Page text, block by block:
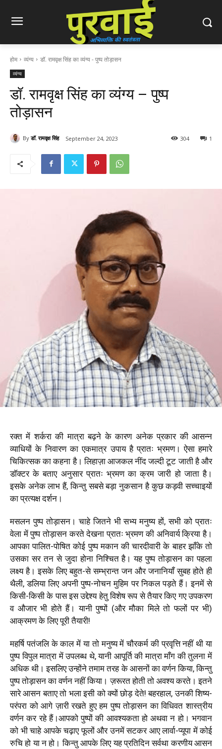
होम व्यंग्य डॉ. रामवृक्ष सिंह का व्यंग्य - पुष्प तोड़ासन
व्यंग्य
डॉ. रामवृक्ष सिंह का व्यंग्य – पुष्प
तोड़ासन
By डॉ. रामवृक्ष सिंह September 24, 2023 1
304
रक्त में शर्करा की मात्रा बढ़ने के कारण अनेक प्रकार की आसन्न
व्याधियों के निवारण का एकमात्र उपाय है प्रातः भ्रमण। ऐसा हमारे
चिकित्सक का कहना है। लिहाज़ा आजकल नींद जल्दी टूट जाती है और
डॉक्टर के बताए अनुसार प्रातः भ्रमण का क्रम जारी हो जाता है।
इसके अनेक लाभ हैं, किन्तु सबसे बड़ा नुकसान है कुछ कड़वी सच्चाइयों
का प्रत्यक्ष दर्शन।
मसलन पुष्प तोड़ासन। चाहे जितने भी सभ्य मनुष्य हों, सभी को प्रातः
वेला में पुष्प तोड़ासन करते देखना प्रातः भ्रमण की अनिवार्य क्रिया है।
आपका पालित-पोषित कोई पुष्प मकान की चारदीवारी के बाहर झाँके तो
उसका सर तन से जुदा होना निश्चित है। यह पुष्प तोड़ासन का पहला
लक्ष्य है। इसके लिए बहुत-से सम्भ्रान्त जन और जनानियाँ सुबह होते ही
थैली, डलिया लिए अपनी पुष्प-नोचन मुहिम पर निकल पड़ते हैं। इनमें से
किसी-किसी के पास इस उद्देश्य हेतु विशेष रूप से तैयार किए गए उपकरण
व औजार भी होते हैं। यानी पुष्पों (और मौका मिले तो फलों पर भी)
आक्रमण के लिए पूरी तैयारी!
महर्षि पतंजलि के काल में या तो मनुष्य में चौरकर्म की प्रवृत्ति नहीं थी या
पुष्प विपुल मात्रा में उपलब्ध थे, यानी आपूर्ति की मात्रा माँग की तुलना में
अधिक थी। इसलिए उन्होंने तमाम तरह के आसनों का वर्णन किया, किन्तु
पुष्प तोड़ासन का वर्णन नहीं किया। ज़रूरत होती तो अवश्य करते। इतने
सारे आसन बताए तो भला इसी को क्यों छोड़ देते! बहरहाल, उनकी शिष्य-
परंपरा को आगे ज़ारी रखते हुए हम पुष्प तोड़ासन का विधिवत शास्त्रीय
वर्णन कर रहे हैं।आपको पुष्पों की आवश्यकता हो अथवा न हो। भगवान
को भी चाहे आपके चढ़ाए फूलों और उनमें सटकर आए लार्वा-प्यूपा में कोई
रुचि हो या न हो। किन्तु आपके लिए यह प्रतिदिन सर्वथा करणीय आसन